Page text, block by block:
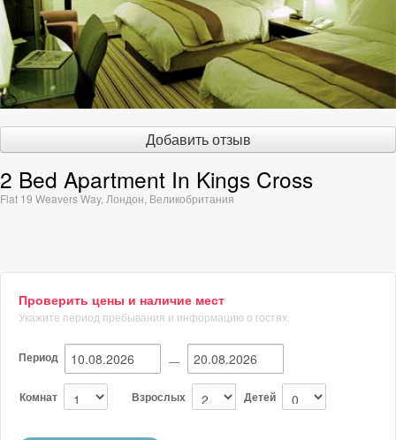
Добавить отзыв
2 Bed Apartment In Kings Cross
Flat 19 Weavers Way, Лондон Великобритания
Проверить цены и наличие мест
Укажите период пребывания и информацию о гостях.
Период —
Комнат Взрослых Детей